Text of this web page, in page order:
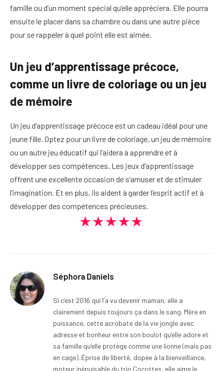
famille ou d’un moment spécial qu’elle appréciera. Elle pourra
ensuite le placer dans sa chambre ou dans une autre pièce
pour se rappeler à quel point elle est aimée.
Un jeu d’apprentissage précoce,
comme un livre de coloriage ou un jeu
de mémoire
Un jeu d’apprentissage précoce est un cadeau idéal pour une
jeune fille. Optez pour un livre de coloriage, un jeu de mémoire
ou un autre jeu éducatif qui l’aidera à apprendre et à
développer ses compétences. Les jeux d’apprentissage
offrent une excellente occasion de s’amuser et de stimuler
l’imagination. Et en plus, ils aident à garder l’esprit actif et à
développer des compétences précieuses.
★★★★★
Séphora Daniels
Si c’est 2016 qui l’a vu devenir maman, elle a
clairement depuis toujours ça dans le sang. Mère en
puissance, cette acrobate de la vie jongle avec
adresse et bonheur entre son boulot qu’elle adore et
sa famille qu’elle protège comme une lionne (mais pas
en cage). Éprise de liberté, dopée à la bienveillance,
moteur inépuisable du trio Cocottes, elle aime le